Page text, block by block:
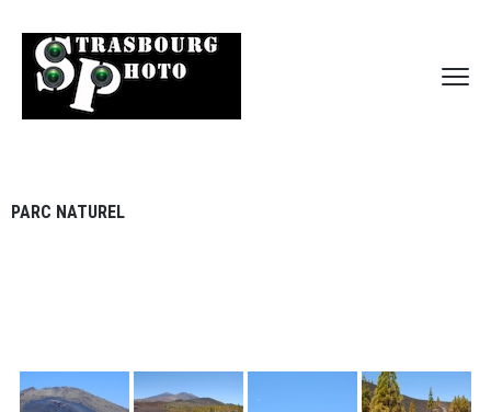
PARC NATUREL